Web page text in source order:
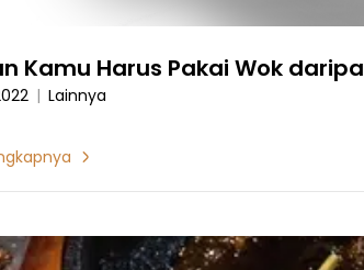
Kamu Harus Pakai Wok
| Lainnya